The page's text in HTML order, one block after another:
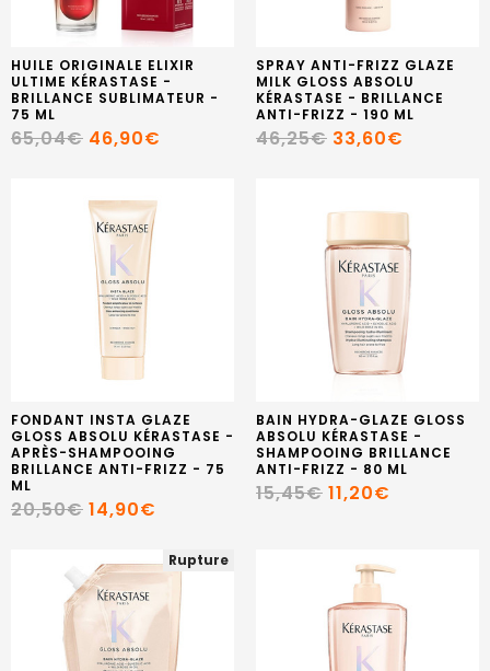
HUILE ORIGINALE ELIXIR
ULTIME KÉRASTASE -
BRILLANCE SUBLIMATEUR -
75 ML
65,04€ 46,90€
SPRAY ANTI-FRIZZ GLAZE
MILK GLOSS ABSOLU
KÉRASTASE - BRILLANCE
ANTI-FRIZZ - 190 ML
46,25€ 33,60€
FONDANT INSTA GLAZE
GLOSS ABSOLU KÉRASTASE -
APRÈS-SHAMPOOING
BRILLANCE ANTI-FRIZZ - 75
ML
20,50€ 14,90€
BAIN HYDRA-GLAZE GLOSS
ABSOLU KÉRASTASE -
SHAMPOOING BRILLANCE
ANTI-FRIZZ - 80 ML
15,45€ 11,20€
Rupture